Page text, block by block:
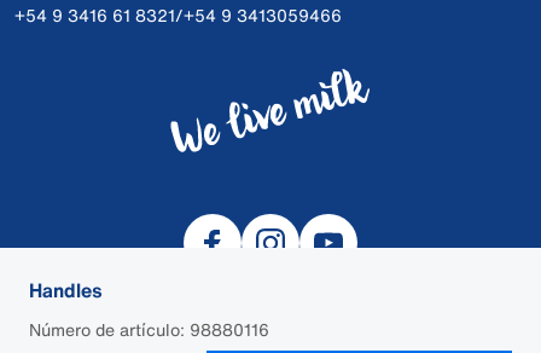
Handles
Número de artículo: 98880116
+54 9 3416 61 8321/+54 9 3413059466